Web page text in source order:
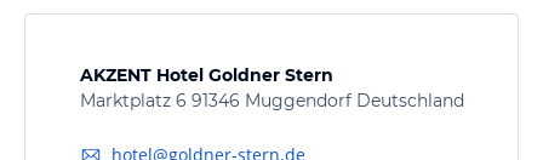
AKZENT Hotel Goldner Stern
Marktplatz 6 91346 Muggendorf Deutschland
hotel@goldner-stern.de